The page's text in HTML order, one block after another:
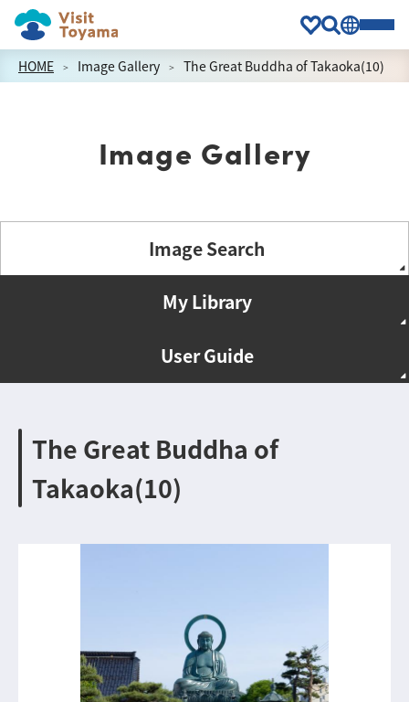
HOME Image Gallery The Great Buddha of Takaoka(10)
Image Gallery
Image Search
My Library
User Guide
The Great Buddha of
Takaoka(10)